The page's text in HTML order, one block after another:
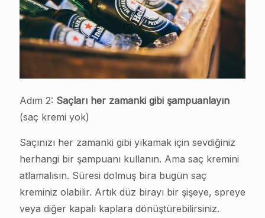
Adım 2: Saçları her zamanki gibi şampuanlayın
(saç kremi yok)
Saçınızı her zamanki gibi yıkamak için sevdiğiniz
herhangi bir şampuanı kullanın. Ama saç kremini
atlamalısın. Süresi dolmuş bira bugün saç
kreminiz olabilir. Artık düz birayı bir şişeye, spreye
veya diğer kapalı kaplara dönüştürebilirsiniz.